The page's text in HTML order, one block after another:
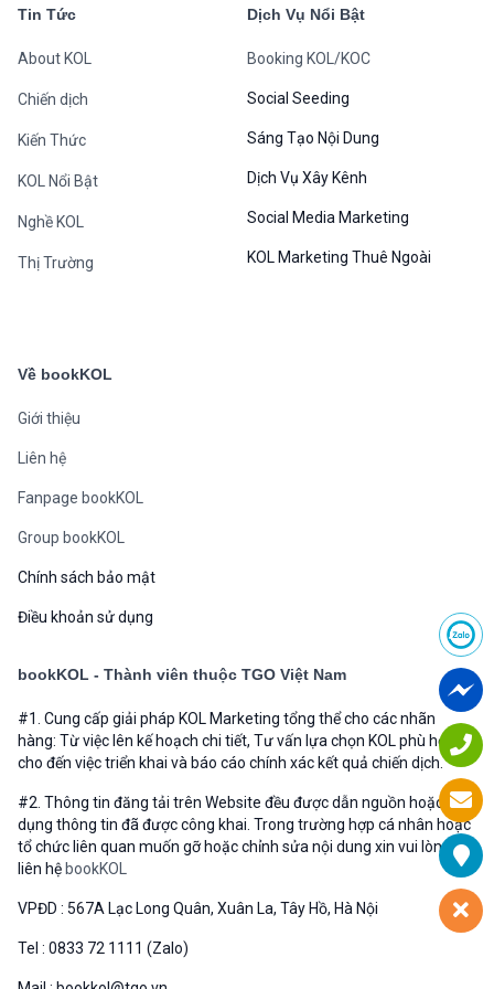
Tin Tức
About KOL
Chiến dịch
Kiến Thức
KOL Nổi Bật
Nghề KOL
Thị Trường
Dịch Vụ Nổi Bật
Booking KOL/KOC
Social Seeding
Sáng Tạo Nội Dung
Dịch Vụ Xây Kênh
Social Media Marketing
KOL Marketing Thuê Ngoài
Về bookKOL
Giới thiệu
Liên hệ
Fanpage bookKOL
Group bookKOL
Chính sách bảo mật
Điều khoản sử dụng
bookKOL - Thành viên thuộc TGO Việt Nam
#1. Cung cấp giải pháp KOL Marketing tổng thể cho các nhãn
hàng: Từ việc lên kế hoạch chi tiết, Tư vấn lựa chọn KOL phù hợp
cho đến việc triển khai và báo cáo chính xác kết quả chiến dịch.
#2. Thông tin đăng tải trên Website đều được dẫn nguồn hoặc sử
dụng thông tin đã được công khai. Trong trường hợp cá nhân hoặc
tổ chức liên quan muốn gỡ hoặc chỉnh sửa nội dung xin vui lòng
liên hệbookKOL
VPĐD : 567A Lạc Long Quân, Xuân La, Tây Hồ, Hà Nội
Tel : 0833 72 1111 (Zalo)